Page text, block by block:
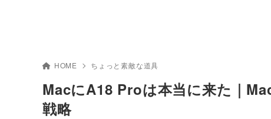
HOME ちょっと素敵な道具
MacにA18 Proは本当に来た｜
戦略